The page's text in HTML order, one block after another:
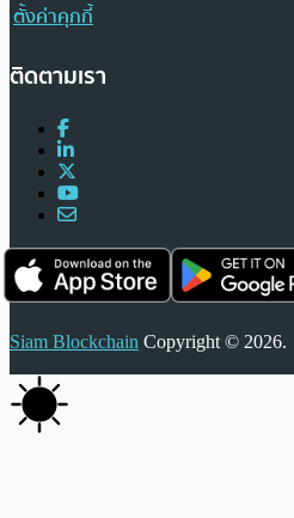
ตั้งค่าคุกกี้
ติดตามเรา
Siam Blockchain Copyright © 2026.